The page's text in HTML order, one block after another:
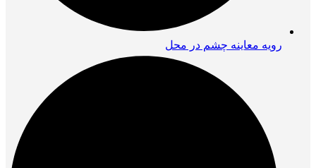
رویه معاینه چشم در محل